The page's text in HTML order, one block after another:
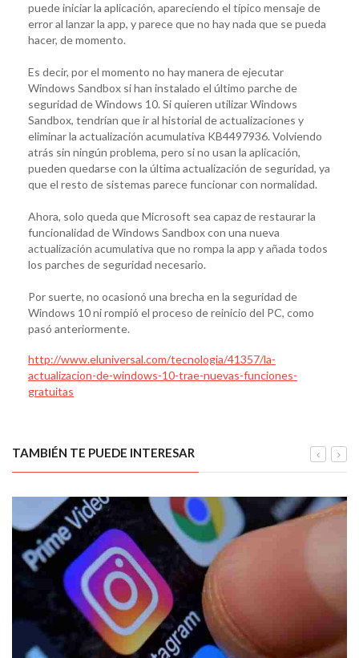
puede iniciar la aplicación, apareciendo el típico mensaje de
error al lanzar la app, y parece que no hay nada que se pueda
hacer, de momento.
Es decir, por el momento no hay manera de ejecutar
Windows Sandbox si han instalado el último parche de
seguridad de Windows 10. Si quieren utilizar Windows
Sandbox, tendrían que ir al historial de actualizaciones y
eliminar la actualización acumulativa KB4497936. Volviendo
atrás sin ningún problema, pero si no usan la aplicación,
pueden quedarse con la última actualización de seguridad, ya
que el resto de sistemas parece funcionar con normalidad.
Ahora, solo queda que Microsoft sea capaz de restaurar la
funcionalidad de Windows Sandbox con una nueva
actualización acumulativa que no rompa la app y añada todos
los parches de seguridad necesario.
Por suerte, no ocasionó una brecha en la seguridad de
Windows 10 ni rompió el proceso de reinicio del PC, como
pasó anteriormente.
http://www.eluniversal.com/tecnologia/41357/la-
actualizacion-de-windows-10-trae-nuevas-funciones-
gratuitas
TAMBIÉN TE PUEDE INTERESAR